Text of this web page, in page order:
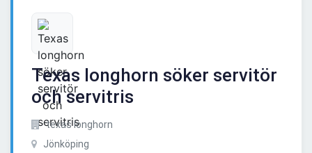
Texas longhorn söker servitör
och servitris
texas longhorn
Jönköping